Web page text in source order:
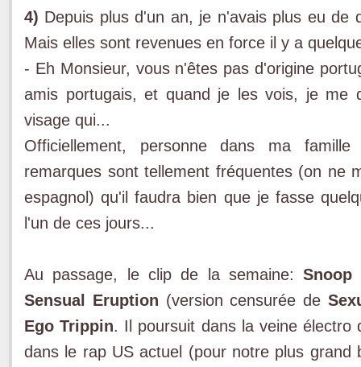
4) Depuis plus d'un an, je n'avais plus eu de
Mais elles sont revenues en force il y a
- Eh Monsieur, vous n'êtes pas d'origine
amis portugais, et quand je les vois, je me
visage qui...
Officiellement, personne dans ma
remarques sont tellement fréquentes (on ne
espagnol) qu'il faudra bien que je fasse
l'un de ces jours...
Au passage, le clip de la semaine:Snoop
Sensual Eruption (version censurée de
Ego Trippin. Il poursuit dans la veine électro
dans le rap US actuel (pour notre plus